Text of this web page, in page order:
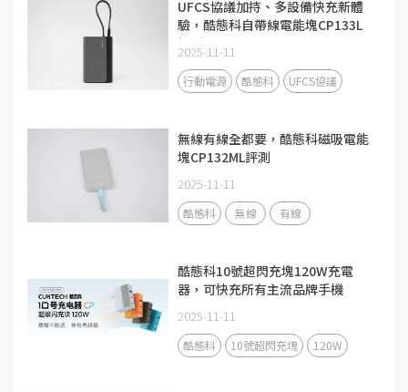
UFCS協議加持、多設備快充新體
驗，酷態科自帶線電能塊CP133L
評測
2025-11-11
行動電源 酷態科 UFCS協議
無線有線全都要，酷態科磁吸電能
塊CP132ML評測
2025-11-11
酷態科 無線 有線
酷態科10號超閃充塊120W充電
器，可快充所有主流品牌手機
2025-11-11
酷態科 10號超閃充塊 120W